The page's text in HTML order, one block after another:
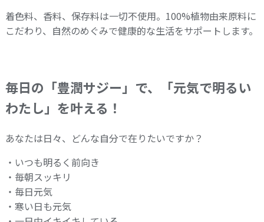
着色料、香料、保存料は一切不使用。100%植物由来原料に
こだわり、自然のめぐみで健康的な生活をサポートします。
毎日の「豊潤サジー」で、「元気で明るい
わたし」を叶える！
あなたは日々、どんな自分で在りたいですか？
・いつも明るく前向き
・毎朝スッキリ
・毎日元気
・寒い日も元気